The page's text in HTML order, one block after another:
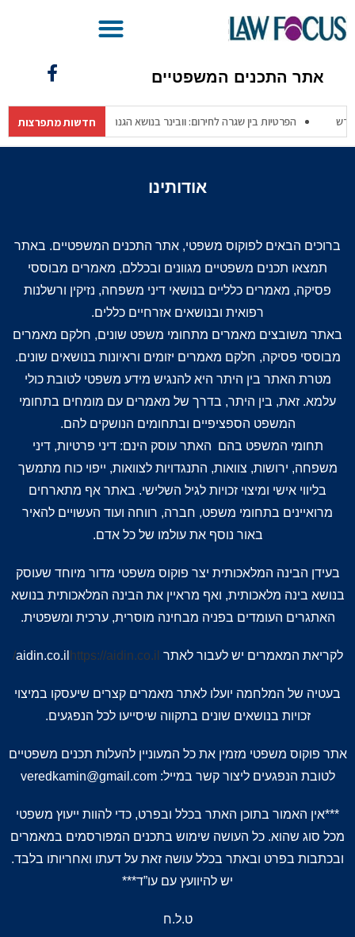
אתר התכנים המשפטיים
חדשות מתפרצות
הפרטיות בין שגרה לחירום: וובינר בנושא הגנת פרטיות המחודש
אודותינו
ברוכים הבאים לפוקוס משפטי, אתר התכנים המשפטיים. באתר
תמצאו תכנים משפטיים מגוונים ובכללם, מאמרים מבוססי
פסיקה, מאמרים כלליים בנושאי דיני משפחה, נזיקין ורשלנות
רפואית ובנושאים אזרחיים כללים.
באתר משובצים מאמרים מתחומי משפט שונים, חלקם מאמרים
מבוססי פסיקה, חלקם מאמרים יזומים וראיונות בנושאים שונים.
מטרת האתר בין היתר היא להנגיש מידע משפטי לטובת כולי
עלמא. זאת, בין היתר, בדרך של מאמרים עם מומחים בתחומי
המשפט הספציפיים ובתחומים הנושקים להם.
תחומי המשפט בהם האתר עוסק הינם: דיני פרטיות, דיני
משפחה, ירושות, צוואות, התנגדויות לצוואות, ייפוי כוח מתמשך
בליווי אישי ומיצוי זכויות לגיל השלישי. באתר אף מתארחים
מרואיינים בתחומי משפט, חברה, רווחה ועוד העשויים להאיר
באור נוסף את עולמו של כל אדם.
בעידן הבינה המלאכותית יצר פוקוס משפטי מדור מיוחד שעוסק
בנושא בינה מלאכותית, ואף מראיין את הבינה המלאכותית בנושא
האתגרים העומדים בפניה מבחינה מוסרית, ערכית ומשפטית.
לקריאת המאמרים יש לעבור לאתר aidin.co.il https://aidin.co.il/
בעטיה של המלחמה יועלו לאתר מאמרים קצרים שיעסקו במיצוי
זכויות בנושאים שונים בתקווה שיסייעו לכל הנפגעים.
אתר פוקוס משפטי מזמין את כל המעוניין להעלות תכנים משפטיים
לטובת הנפגעים ליצור קשר במייל: veredkamin@gmail.com
***אין האמור בתוכן האתר בכלל ובפרט, כדי להוות ייעוץ משפטי
מכל סוג שהוא. כל העושה שימוש בתכנים המפורסמים במאמרים
ובכתבות בפרט ובאתר בכלל עושה זאת על דעתו ואחריותו בלבד.
יש להיוועץ עם עו”ד***
ט.ל.ח